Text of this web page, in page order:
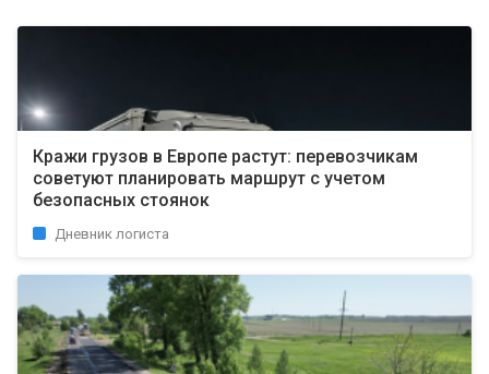
Кражи грузов в Европе растут: перевозчикам
советуют планировать маршрут с учетом
безопасных стоянок
Дневник логиста